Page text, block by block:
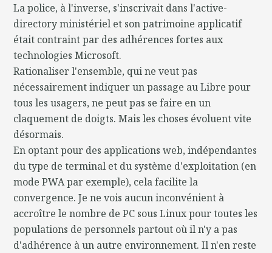
La police, à l'inverse, s'inscrivait dans l'active-
directory ministériel et son patrimoine applicatif
était contraint par des adhérences fortes aux
technologies Microsoft.
Rationaliser l'ensemble, qui ne veut pas
nécessairement indiquer un passage au Libre pour
tous les usagers, ne peut pas se faire en un
claquement de doigts. Mais les choses évoluent vite
désormais.
En optant pour des applications web, indépendantes
du type de terminal et du système d'exploitation (en
mode PWA par exemple), cela facilite la
convergence. Je ne vois aucun inconvénient à
accroître le nombre de PC sous Linux pour toutes les
populations de personnels partout où il n'y a pas
d'adhérence à un autre environnement. Il n'en reste